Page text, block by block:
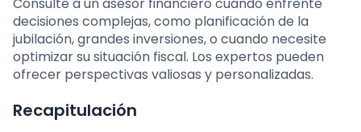
decisiones complejas, como planificación de la
jubilación, grandes inversiones, o cuando necesite
optimizar su situación fiscal. Los expertos pueden
ofrecer perspectivas valiosas y personalizadas.
Recapitulación